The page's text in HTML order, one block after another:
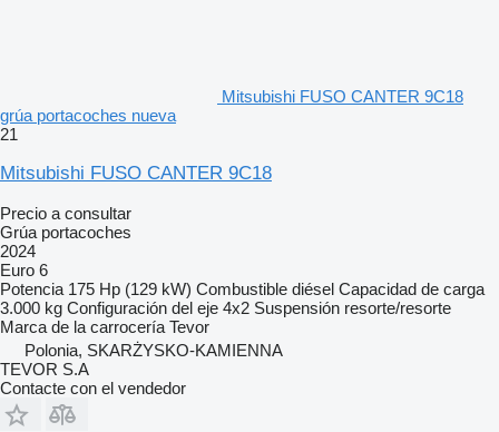
Mitsubishi FUSO CANTER 9C18
grúa portacoches nueva
21
Mitsubishi FUSO CANTER 9C18
Precio a consultar
Grúa portacoches
2024
Euro 6
Potencia 175 Hp (129 kW) Combustible diésel Capacidad de carga
3.000 kg Configuración del eje 4x2 Suspensión resorte/resorte
Marca de la carrocería Tevor
Polonia, SKARŻYSKO-KAMIENNA
TEVOR S.A
Contacte con el vendedor